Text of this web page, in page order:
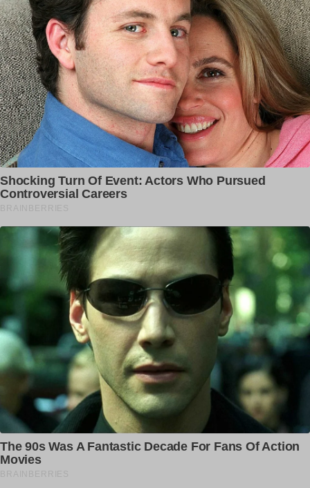
ਡਿਉਟੀ ‘ਤੇ ਜਾ ਰਹੇ SGPC ਮੁਲਾਜ਼ਮ ਨਾਲ
ਵਾਪਰਿਆ ਭਿਆ/ਨਕ ਹਾ/ਦਸਾ
dailypunjab
ਨੈਂਸੀ ਗਰੇਵਾਲ ਦਾ ਕੈਨੇਡਾ ਚ MURDER! ਘਰ
ਚ ਵੜ ਕੇ ਮਾਰ...
dailypunjab
Iran ਦੇ ਹਮਲੇ ਤੋਂ ਬਾਅਦ ਦੇਖੋ Dubai ਦਾ
ਖੌਫ਼ਨਾਕ ਮੰਜ਼ਰ, ਡਿੱਗ...
dailypunjab
ਈਰਾਨ ਤੇ 200 ਜਹਾਜ਼ਾ ਨਾਲ ਹਮਲਾ, 1200 ਤੋ
ਜ਼ਿਆਦਾ ਬੰਬ ਧਮਾਕਿਆ...
dailypunjab
ਕਿਸੇ ਨੂੰ ਅੱਖਾਂ, ਕਿਸੇ ਨੂੰ ਦਿਲ — 10 ਮਹੀਨੇ ਦੀ
ਬੱਚੀ...
Sompal Singh
ਸ਼ਰਾਬ ਤਸਕਰ ਪੁਲਸ ਨੂੰ ਹੋਇਆ ਸਿੱਧਾ ਅਖੀਰ
ਪੁਲਿਸ ਨੇ ‘ਛਿੱਤਰ ਪਰੇਡ’...
Sompal Singh